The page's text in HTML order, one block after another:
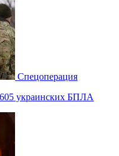
Спецоперация
украинских БПЛА